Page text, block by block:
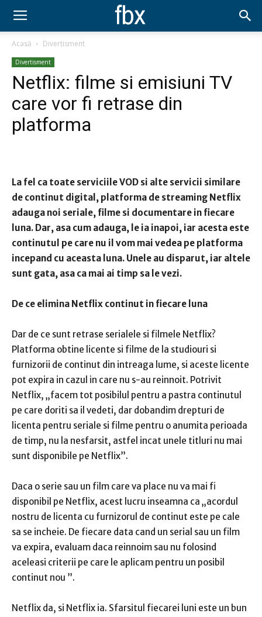
Acasă Divertisment
Divertisment
Netflix: filme si emisiuni TV
care vor fi retrase din
platforma
La fel ca toate serviciile VOD si alte servicii similare
de continut digital, platforma de streaming Netflix
adauga noi seriale, filme si documentare in fiecare
luna. Dar, asa cum adauga, le ia inapoi, iar acesta este
continutul pe care nu il vom mai vedea pe platforma
incepand cu aceasta luna. Unele au disparut, iar altele
sunt gata, asa ca mai ai timp sa le vezi.
De ce elimina Netflix continut in fiecare luna
Dar de ce sunt retrase serialele si filmele Netflix?
Platforma obtine licente si filme de la studiouri si
furnizorii de continut din intreaga lume, si aceste licente
pot expira in cazul in care nu s-au reinnoit. Potrivit
Netflix, „facem tot posibilul pentru a pastra continutul
pe care doriti sa il vedeti, dar dobandim drepturi de
licenta pentru seriale si filme pentru o anumita perioada
de timp, nu la nesfarsit, astfel incat unele titluri nu mai
sunt disponibile pe Netflix”.
Daca o serie sau un film care va place nu va mai fi
disponibil pe Netflix, acest lucru inseamna ca „acordul
nostru de licenta cu furnizorul de continut este pe cale
sa se incheie. De fiecare data cand un serial sau un film
va expira, evaluam daca reinnoim sau nu folosind
aceleasi criterii pe care le aplicam pentru un posibil
continut nou ”.
Netflix da, si Netflix ia. Sfarsitul fiecarei luni este un bun